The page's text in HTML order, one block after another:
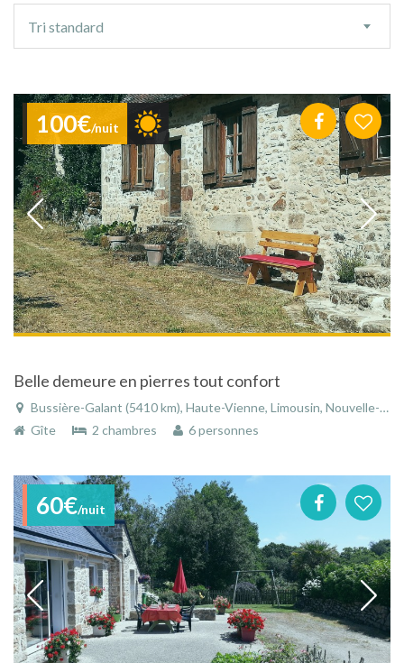
tri
Tri standard
100€/nuit
Belle demeure en pierres tout confort
Bussière-Galant (5410 km), Haute-Vienne, Limousin, Nouvelle-Aquitaine, France
Gîte
2 chambres 6 personnes
60€/nuit